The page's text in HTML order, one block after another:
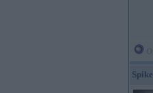
Spike